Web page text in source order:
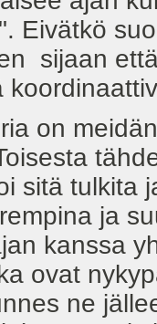
Eivätkö
sijaan
on
sitä tulkita
ja
kanssa
ovat
ne